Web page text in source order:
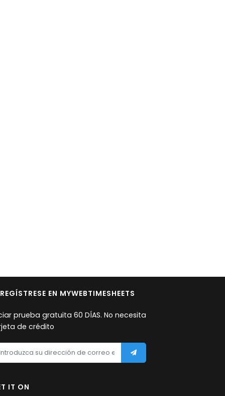
REGÍSTRESE EN MYWEBTIMESHEETS
prueba gratuita 60 DÍAS. No necesita
de crédito
IT ON